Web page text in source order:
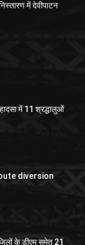
में देवीपाटन
में 11 श्रद्धालुओं
diversion
के डीएम समेत 21